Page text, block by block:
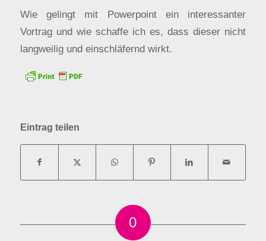
Wie gelingt mit Powerpoint ein interessanter
Vortrag und wie schaffe ich es, dass dieser nicht
langweilig und einschläfernd wirkt.
Eintrag teilen
0